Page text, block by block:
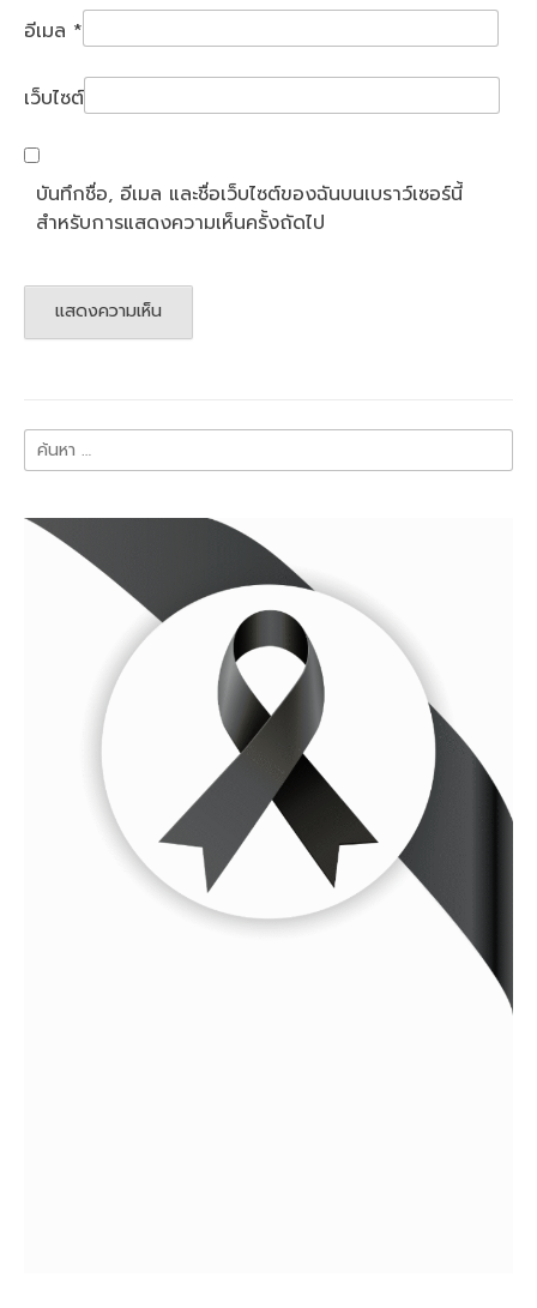
อีเมล *
เว็บไซต์
บันทึกชื่อ, อีเมล และชื่อเว็บไซต์ของฉันบนเบราว์เซอร์นี้
สำหรับการแสดงความเห็นครั้งถัดไป
ค้นหา
สำหรับ: